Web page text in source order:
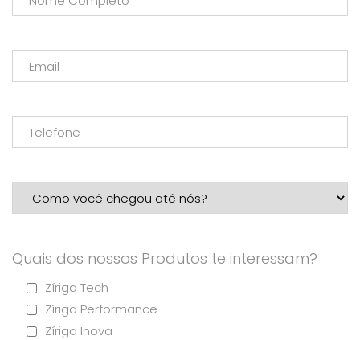
Quais dos nossos Produtos te interessam?
Zíriga Tech
Zíriga Performance
Zíriga Inova